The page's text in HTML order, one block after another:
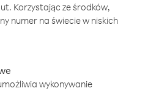
Korzystając ze środków,
numer na świecie w niskich
wykonywanie